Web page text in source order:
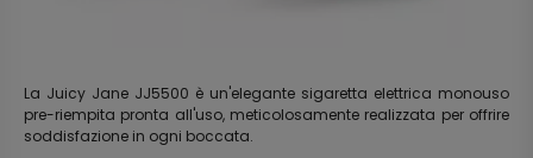
La Juicy Jane JJ5500 è un'elegante sigaretta elettrica monouso
pre-riempita pronta all'uso, meticolosamente realizzata per offrire
soddisfazione in ogni boccata.